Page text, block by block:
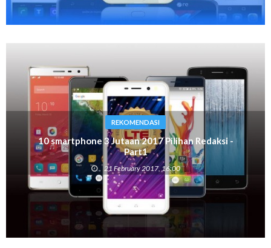
REKOMENDASI
10 smartphone 3 Jutaan 2017 Pilihan Redaksi -
Part1
21 February 2017, 16:00